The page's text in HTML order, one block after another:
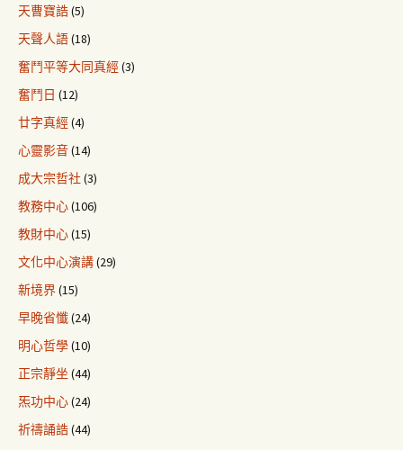
天曹寶誥(5)
天聲人語(18)
奮鬥平等大同真經(3)
奮鬥日 (12)
廿字真經(4)
心靈影音(14)
成大宗哲社(3)
教務中心(106)
教財中心(15)
文化中心演講(29)
新境界(15)
早晚省懺(24)
明心哲學(10)
正宗靜坐 (44)
炁功中心(24)
祈禱誦誥(44)